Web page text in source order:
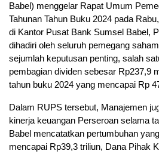
Babel) menggelar Rapat Umum
Tahunan Tahun Buku 2024 pada
di Kantor Pusat Bank Sumsel Babel,
dihadiri oleh seluruh pemegang
sejumlah keputusan penting, salah
pembagian dividen sebesar Rp237,9
tahun buku 2024 yang mencapai Rp
Dalam RUPS tersebut, Manajemen
kinerja keuangan Perseroan selama
Babel mencatatkan pertumbuhan
mencapai Rp39,3 triliun, Dana Pihak